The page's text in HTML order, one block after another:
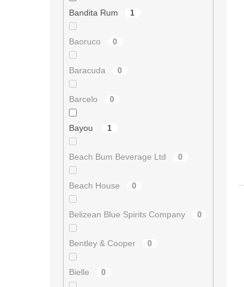
Bandita Rum 1
Baoruco 0
Baracuda 0
Barcelo 0
Bayou 1
Beach Bum Beverage Ltd 0
Beach House 0
Belizean Blue Spirits Company 0
Bentley & Cooper 0
Bielle 0